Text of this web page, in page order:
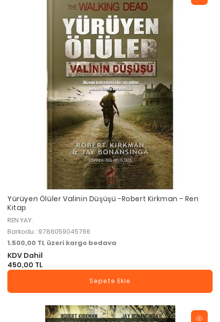
Yürüyen Ölüler Valinin Düşüşü -Robert Kirkman - Ren
Kitap
REN YAY.
Barkodu : 9786059045766
1.500,00 TL üzeri kargo bedava
KDV Dahil
450,00 TL
Sepete Ekle